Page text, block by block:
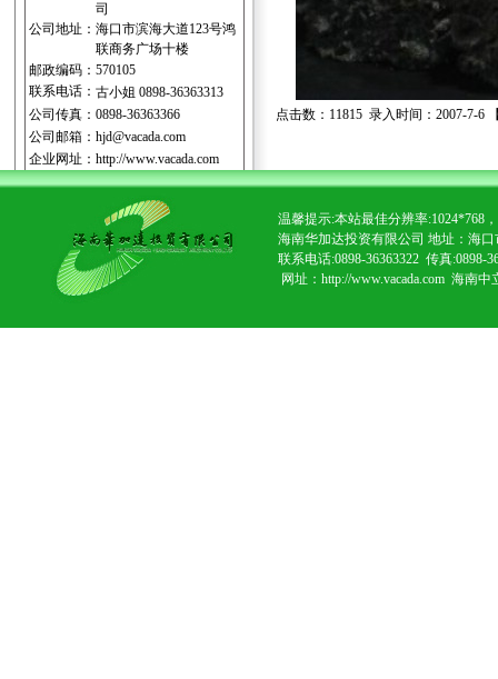
司
公司地址： 海口市滨海大道123号鸿
联商务广场十楼
邮政编码： 570105
联系电话： 古小姐 0898-36363313
公司传真： 0898-36363366
公司邮箱： hjd@vacada.com
企业网址： http://www.vacada.com
点击数：11815 录入时间：2007-7-6
温馨提示:本站最佳分辨率:1024*768
海南华加达投资有限公司 地址：海
联系电话:0898-36363322 传真:0898-
网址：http://www.vacada.com 海南中